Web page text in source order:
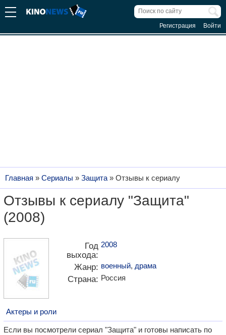
Регистрация Войти
Главная » Сериалы » Защита » Отзывы к сериалу
Отзывы к сериалу "Защита"
(2008)
Год
выхода:
2008
Жанр: военный, драма
Страна: Россия
Актеры и роли
Если вы посмотрели сериал "Защита" и готовы написать по